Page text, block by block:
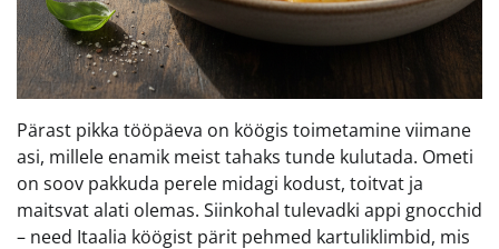
Pärast pikka tööpäeva on köögis toimetamine viimane
asi, millele enamik meist tahaks tunde kulutada. Ometi
on soov pakkuda perele midagi kodust, toitvat ja
maitsvat alati olemas. Siinkohal tulevadki appi gnocchid
– need Itaalia köögist pärit pehmed kartuliklimbid, mis